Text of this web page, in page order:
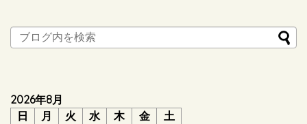
2026年8月
日
月 火 水 木 金
土